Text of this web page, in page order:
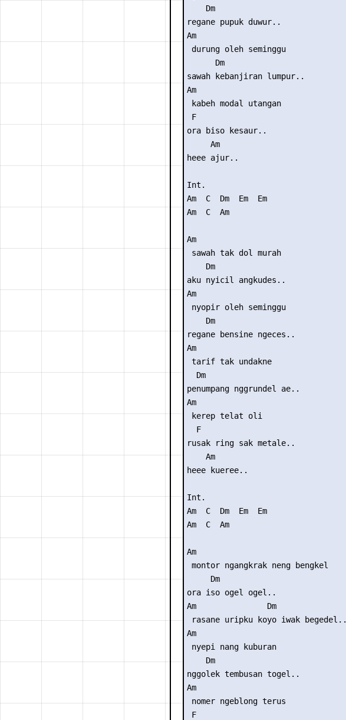
    Dm
regane pupuk duwur..
Am
durung oleh seminggu
      Dm
sawah kebanjiran lumpur..
Am
kabeh modal utangan
F
ora biso kesaur..
     Am
heee ajur..
Int.
Am  C  Dm  Em  Em
Am  C  Am
Am
sawah tak dol murah
    Dm
aku nyicil angkudes..
Am
nyopir oleh seminggu
    Dm
regane bensine ngeces..
Am
tarif tak undakne
  Dm
penumpang nggrundel ae..
Am
kerep telat oli
  F
rusak ring sak metale..
    Am
heee kueree..
Int.
Am  C  Dm  Em  Em
Am  C  Am
Am
montor ngangkrak neng bengkel
     Dm
ora iso ogel ogel..
Am               Dm
rasane uripku koyo iwak begedel..
Am
nyepi nang kuburan
    Dm
nggolek tembusan togel..
Am
nomer ngeblong terus
F